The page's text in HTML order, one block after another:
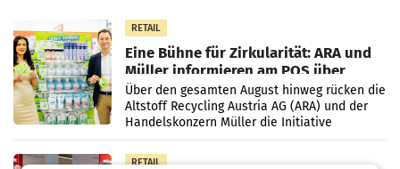
RETAIL
Eine Bühne für Zirkularität: ARA und
Müller informieren am POS über
Kreislauffähigkeit
Über den gesamten August hinweg rücken die
Altstoff Recycling Austria AG (ARA) und der
Handelskonzern Müller die Initiative
„Kreislauf-Helden“ in allen österreichischen
Müller-Filialen
RETAIL